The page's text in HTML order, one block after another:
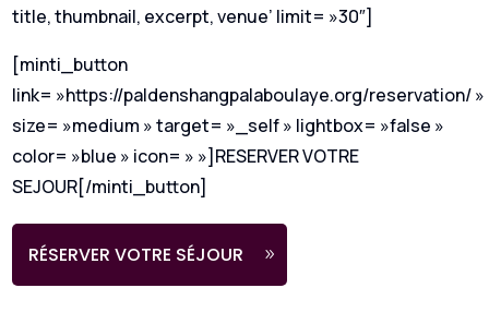
title, thumbnail, excerpt, venue’ limit= »30″]
[minti_button
link= »https://paldenshangpalaboulaye.org/reservation/ »
size= »medium » target= »_self » lightbox= »false »
color= »blue » icon= » »]RESERVER VOTRE
SEJOUR[/minti_button]
RÉSERVER VOTRE SÉJOUR